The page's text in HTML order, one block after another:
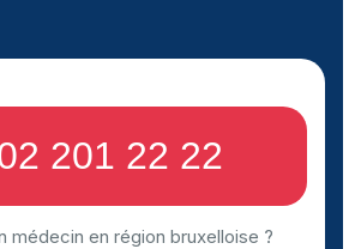
201 22 22
médecin en région bruxelloise ?